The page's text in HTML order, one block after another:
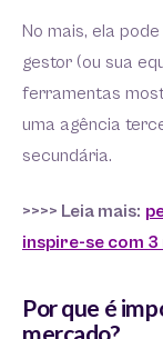
No mais, ela
gestor (ou sua
ferramentas
uma agência
secundária.
>>>> Leia mais:
inspire-se com 3
Por que é
mercado?